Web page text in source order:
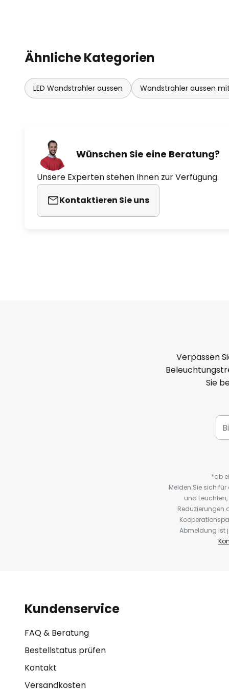
Ähnliche Kategorien
LED Wandstrahler aussen Wandstrahler aussen
Wünschen Sie eine Beratung?
Unsere Experten stehen Ihnen zur Verfügung.
Kontaktieren Sie uns
Verpassen
Sie
*ab
Melden Sie sich
und
Reduzierungen
Abmeldung ist
Kundenservice
FAQ & Beratung
Bestellstatus prüfen
Kontakt
Versandkosten